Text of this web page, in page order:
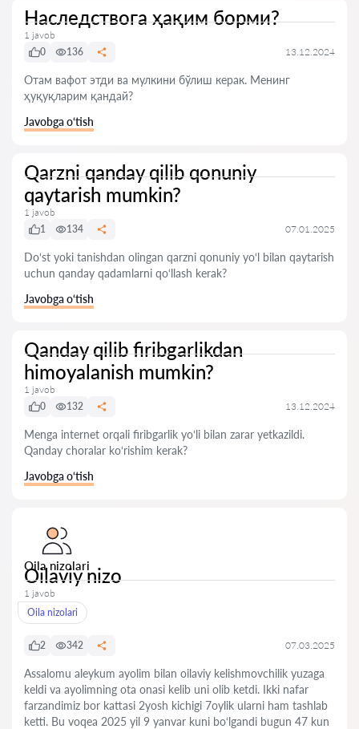
Наследствога ҳақим борми?
1 javob
0
136 13.12.2024
Отам вафот этди ва мулкини бўлиш керак. Менинг
ҳуқуқларим қандай?
Javobga o‘tish
Qarzni qanday qilib qonuniy
qaytarish mumkin?
1 javob
1
134 07.01.2025
Do‘st yoki tanishdan olingan qarzni qonuniy yo‘l bilan qaytarish
uchun qanday qadamlarni qo‘llash kerak?
Javobga o‘tish
Qanday qilib firibgarlikdan
himoyalanish mumkin?
1 javob
0
132 13.12.2024
Menga internet orqali firibgarlik yo‘li bilan zarar yetkazildi.
Qanday choralar ko‘rishim kerak?
Javobga o‘tish
Oila nizolari
Oilaviy nizo
1 javob
Oila nizolari
2 342 07.03.2025
Assalomu aleykum ayolim bilan oilaviy kelishmovchilik yuzaga
keldi va ayolimning ota onasi kelib uni olib ketdi. Ikki nafar
farzandimiz bor kattasi 2yosh kichigi 7oylik ularni ham tashlab
ketti. Bu voqea 2025 yil 9 yanvar kuni bo‘lgandi bugun 47 kun